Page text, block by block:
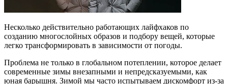
Несколько действительно работающих лайфхаков по
созданию многослойных образов и подбору вещей, которые
легко трансформировать в зависимости от погоды.
Проблема не только в глобальном потеплении, которое делает
современные зимы внезапными и непредсказуемыми, как
юная барышня. Зимой мы часто испытываем дискомфорт из-за